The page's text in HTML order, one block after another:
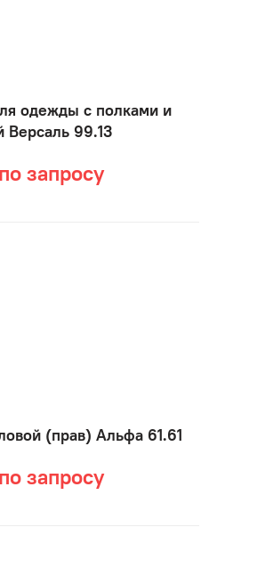
одежды с полками и
Версаль 99.13
запросу
(прав) Альфа 61.61
запросу